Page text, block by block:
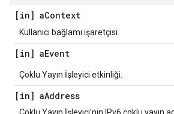
[in] aContext
Kullanıcı bağlamı işaretçisi.
[in] aEvent
Çoklu Yayın İşleyici etkinliği.
[in] aAddress